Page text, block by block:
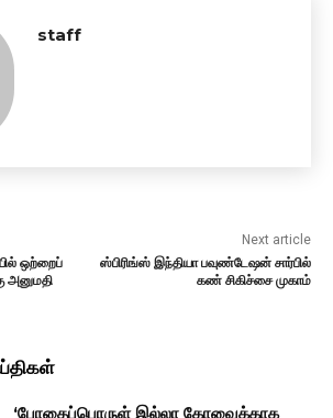
staff
ஒற்றைப்
அனுமதி
Next article
ஸ்பிரிங்ஸ் இந்தியா பவுண்டேஷன் சார்பில்
கண் சிகிச்சை முகாம்
‘போதைப்பொருள் இல்லா கோவைக்காக